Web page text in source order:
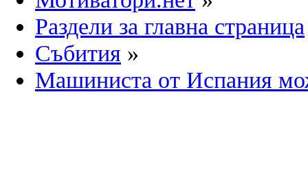
Раздели за главна страница
Събития »
Машиниста от Испания